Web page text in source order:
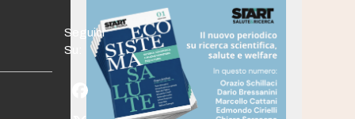
Seguici
Su:
Facebook